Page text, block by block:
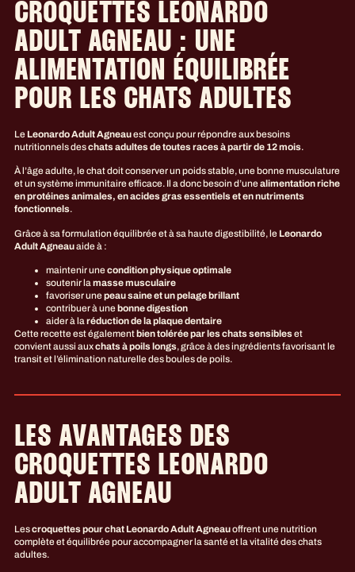
CROQUETTES LEONARDO
ADULT AGNEAU : UNE
ALIMENTATION ÉQUILIBRÉE
POUR LES CHATS ADULTES
Le Leonardo Adult Agneauest conçu pour répondre aux besoins
nutritionnels deschats adultes de toutes races à partir de 12 mois.
À l’âge adulte, le chat doit conserver un poids stable, une bonne musculature
et un système immunitaire efficace. Il a donc besoin d’unealimentation riche
en protéines animales, en acides gras essentiels et en nutriments
fonctionnels.
Grâce à sa formulation équilibrée et à sa haute digestibilité, le Leonardo
Adult Agneauaide à :
maintenir unecondition physique optimale
soutenir lamasse musculaire
favoriser unepeau saine et un pelage brillant
contribuer à une bonne digestion
aider à laréduction de la plaque dentaire
Cette recette est également bien tolérée par les chats sensibleset
convient aussi auxchats à poils longs, grâce à des ingrédients favorisant le
transit et l’élimination naturelle des boules de poils.
LES AVANTAGES DES
CROQUETTES LEONARDO
ADULT AGNEAU
Lescroquettes pour chat Leonardo Adult Agneauoffrent une nutrition
complète et équilibrée pour accompagner la santé et la vitalité des chats
adultes.